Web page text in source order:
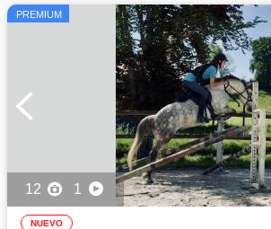
PREMIUM
12 1
NUEVO